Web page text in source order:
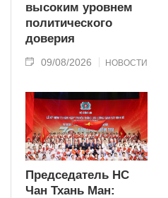
высоким уровнем
политического
доверия
09/08/2026 НОВОСТИ
Председатель НС
Чан Тхань Ман: